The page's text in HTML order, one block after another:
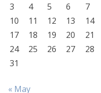
3
4 5 6 7
10
11 12 13 14
17
18 19 20 21
24
25 26 27 28
31
« May